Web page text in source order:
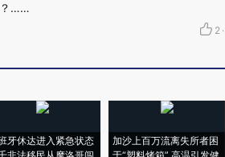
？……
2 ·
牙休达进入紧急状态
加沙上百万流离失所者困